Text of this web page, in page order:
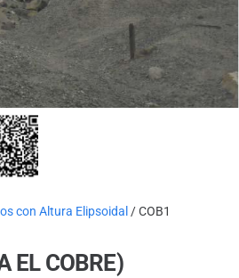
con Altura Elipsoidal / COB1
EL COBRE)